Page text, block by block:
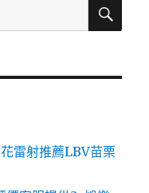
雷射推薦LBV苗栗